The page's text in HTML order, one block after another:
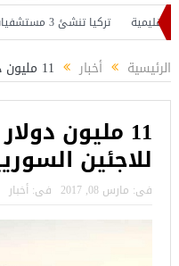
تركيا تنشئ 3 مستشفيات في مناطق درع الفرات بسوريا
الرئيسية أخبار 11 مليون دولار منحة يابانية للاجئين السوريين
11 مليون
للاجئين
فى: مارس 08, 2017 فى: أخبار